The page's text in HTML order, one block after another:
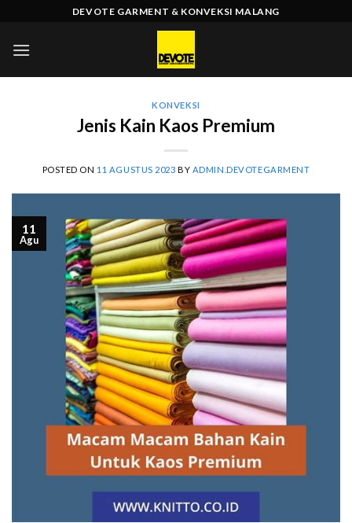
content
DEVOTE GARMENT & KONVEKSI MALANG
KONVEKSI
Jenis Kain Kaos Premium
POSTED ON 11 AGUSTUS 2023 BY ADMIN.DEVOTEGARMENT
11
Agu